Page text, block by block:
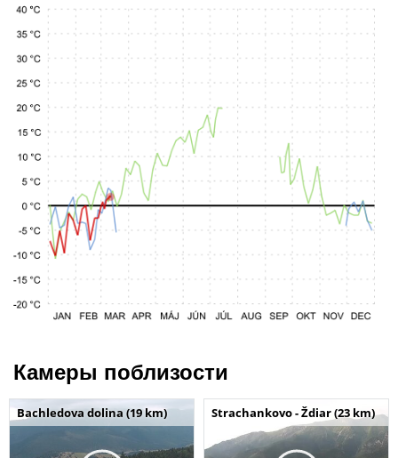
Камеры поблизости
Bachledova dolina (19 km) Strachankovo - Ždiar (23 km)